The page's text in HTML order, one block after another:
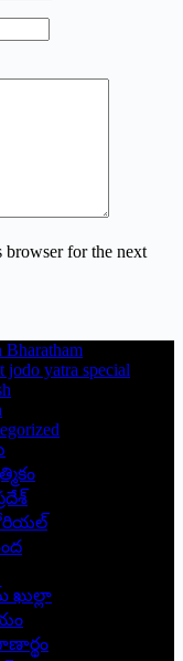
browser for the next
Bharatham
jodo yatra special
ఖుల్లా